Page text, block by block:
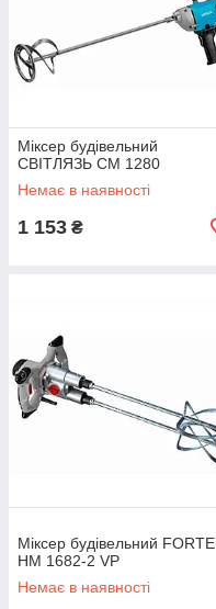
Міксер будівельний
СВІТЛЯЗЬ СМ 1280
Немає в наявності
1 153 ₴
Міксер будівельний FORTE
HM 1682-2 VP
Немає в наявності